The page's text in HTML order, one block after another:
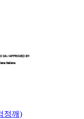
정깨)